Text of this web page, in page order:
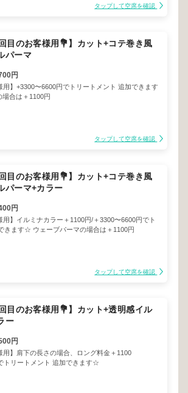
タップして空席を確認
目のお客様用💐】カット+コテ巻き風
パーマ
円
用】+3300〜6600円でトリートメント 追加できます
合は＋1100円
タップして空席を確認
目のお客様用💐】カット+コテ巻き風
パーマ+カラー
円
用】イルミナカラー＋1100円/＋3300〜6600円でト
きます☆ ウェーブパーマの場合は＋1100円
タップして空席を確認
目のお客様用💐】カット+透明感イル
ー
円
用】肩下の長さの場合、ロング料金＋1100
トリートメント 追加できます☆